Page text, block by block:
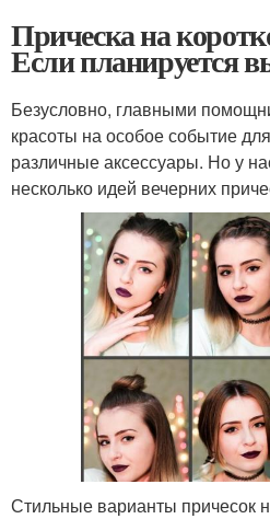
Прическа на
Если планируется
Безусловно, главными
красоты на особое событие
различные аксессуары. Но у
несколько идей вечерних
Стильные варианты причесок